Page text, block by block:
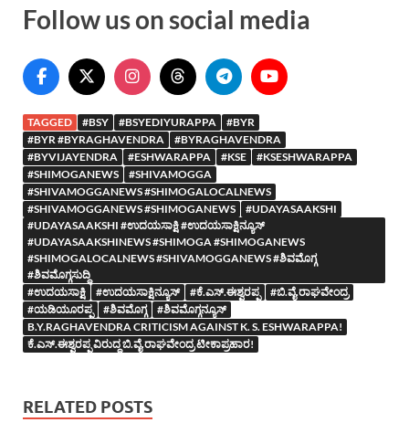
Follow us on social media
TAGGED #BSY #BSYEDIYURAPPA
#BYR
#BYR #BYRAGHAVENDRA
#BYRAGHAVENDRA
#BYVIJAYENDRA
#ESHWARAPPA #KSE
#KSESHWARAPPA
#SHIMOGANEWS
#SHIVAMOGGA
#SHIVAMOGGANEWS #SHIMOGALOCALNEWS
#SHIVAMOGGANEWS #SHIMOGANEWS
#UDAYASAAKSHI
#UDAYASAAKSHI #ಉದಯಸಾಕ್ಷಿ #ಉದಯಸಾಕ್ಷಿನ್ಯೂಸ್
#UDAYASAAKSHINEWS #SHIMOGA #SHIMOGANEWS
#SHIMOGALOCALNEWS #SHIVAMOGGANEWS #ಶಿವಮೊಗ್ಗ
#ಶಿವಮೊಗ್ಗಸುದ್ದಿ
#ಉದಯಸಾಕ್ಷಿ
#ಉದಯಸಾಕ್ಷಿನ್ಯೂಸ್ #ಕೆ.ಎಸ್.ಈಶ್ವರಪ್ಪ
#ಬಿ.ವೈ.ರಾಘವೇಂದ್ರ
#ಯಡಿಯೂರಪ್ಪ
#ಶಿವಮೊಗ್ಗ
#ಶಿವಮೊಗ್ಗನ್ಯೂಸ್
B.Y.RAGHAVENDRA CRITICISM AGAINST K. S. ESHWARAPPA!
ಕೆ.ಎಸ್.ಈಶ್ವರಪ್ಪ ವಿರುದ್ದ ಬಿ.ವೈ.ರಾಘವೇಂದ್ರ ಟೀಕಾಪ್ರಹಾರ!
RELATED POSTS